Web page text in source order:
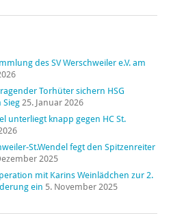
des SV Werschweiler e.V. am
Torhüter sichern HSG
Sieg 25. Januar 2026
unterliegt knapp gegen HC St.
St.Wendel fegt den Spitzenreiter
2025
mit Karins Weinlädchen zur 2.
ein 5. November 2025